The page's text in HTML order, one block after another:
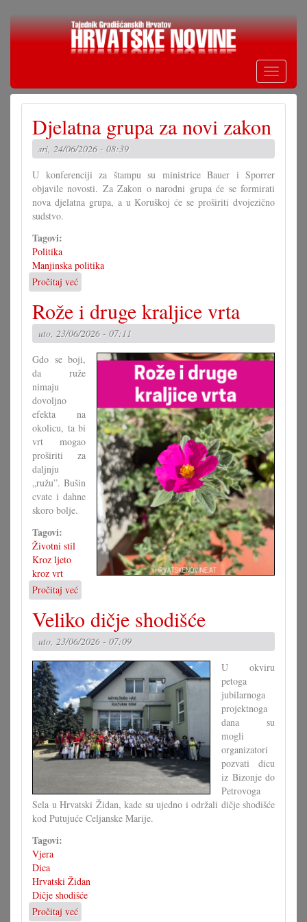
Skoči
Toggle
Djelatna grupa za novi zakon
sri, 24/06/2026 - 08:39
U konferenciji za štampu su ministrice Bauer i Sporrer
objavile novosti. Za Zakon o narodni grupa će se formirati
nova djelatna grupa, a u Koruškoj će se proširiti dvojezično
sudstvo.
Tagovi:
Politika
Manjinska politika
Pročitaj već
Djelatna
grupa
za
novi
zakon
Rože i druge kraljice vrta
uto, 23/06/2026 - 07:11
Gdo se boji,
da ruže
nimaju
dovoljno
efekta na
okolicu, ta bi
vrt mogao
proširiti za
daljnju
„ružu”. Bušin
cvate i dahne
skoro bolje.
Tagovi:
Životni stil
Kroz ljeto
kroz vrt
Pročitaj već
Rože
i
druge
kraljice
vrta
Veliko dičje shodišće
uto, 23/06/2026 - 07:09
U okviru
petoga
jubilarnoga
projektnoga
dana su
mogli
organizatori
pozvati dicu
iz Bizonje do
Petrovoga
Sela u Hrvatski Židan, kade su ujedno i održali dičje shodišće
kod Putujuće Celjanske Marije.
Tagovi:
Vjera
Dica
Hrvatski Židan
Dičje shodišće
Pročitaj već